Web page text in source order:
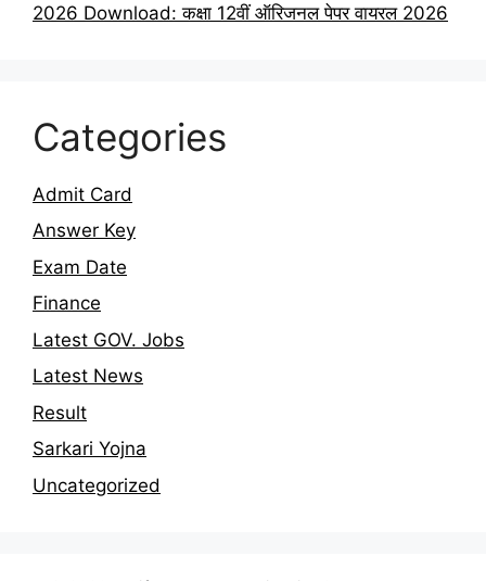
2026 Download: कक्षा 12वीं ऑरिजनल पेपर वायरल 2026
Categories
Admit Card
Answer Key
Exam Date
Finance
Latest GOV. Jobs
Latest News
Result
Sarkari Yojna
Uncategorized